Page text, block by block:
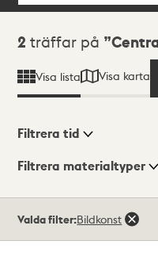
Sökresultat
2 träffar på
Visa lista Visa karta
Visningsläge
Filtrera tid
Filtrera materialtyper
träffar
Valda filter:Bildkonst